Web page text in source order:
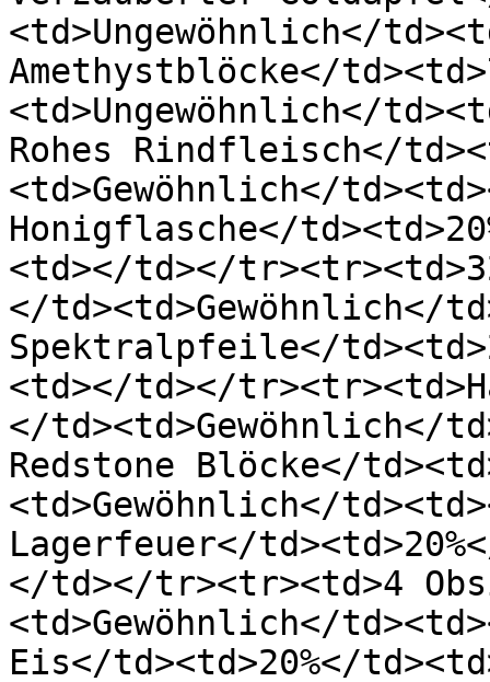
<td>Ungewöhnlich</
Amethystblöcke</
<td>Ungewöhnlich</
Rohes Rindfleisch</
<td>Gewöhnlich</
Honigflasche</
<td></td></
</td><td>Gewöhnlich</
Spektralpfeile</
<td></td></
</td><td>Gewöhnlich</
Redstone Blöcke</
<td>Gewöhnlich</
Lagerfeuer</
</td></tr><tr><td>4
<td>Gewöhnlich</
Eis</td><td>20%</